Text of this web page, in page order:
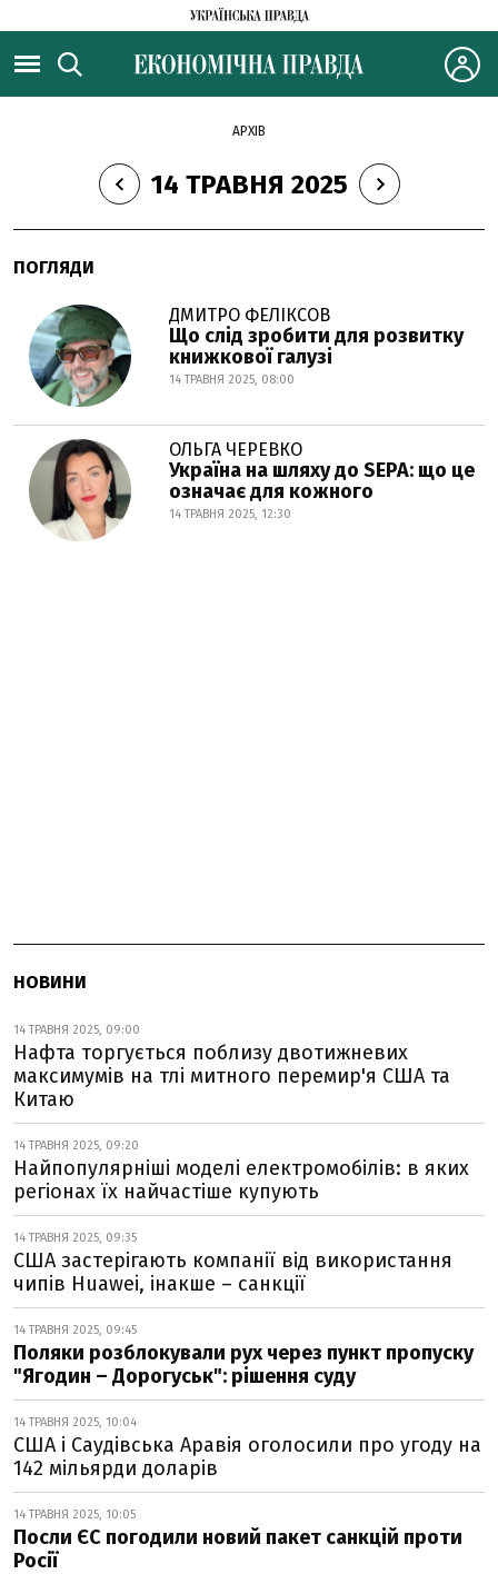
АРХІВ
14 ТРАВНЯ 2025
ПОГЛЯДИ
ДМИТРО ФЕЛІКСОВ
Що слід зробити для розвитку
книжкової галузі
14 ТРАВНЯ 2025, 08:00
ОЛЬГА ЧЕРЕВКО
Україна на шляху до SEPA: що це
означає для кожного
14 ТРАВНЯ 2025, 12:30
НОВИНИ
14 ТРАВНЯ 2025, 09:00
Нафта торгується поблизу двотижневих
максимумів на тлі митного перемир'я США та
Китаю
14 ТРАВНЯ 2025, 09:20
Найпопулярніші моделі електромобілів: в яких
регіонах їх найчастіше купують
14 ТРАВНЯ 2025, 09:35
США застерігають компанії від використання
чипів Huawei, інакше – санкції
14 ТРАВНЯ 2025, 09:45
Поляки розблокували рух через пункт пропуску
"Ягодин – Дорогуськ": рішення суду
14 ТРАВНЯ 2025, 10:04
США і Саудівська Аравія оголосили про угоду на
142 мільярди доларів
14 ТРАВНЯ 2025, 10:05
Посли ЄС погодили новий пакет санкцій проти
Росії